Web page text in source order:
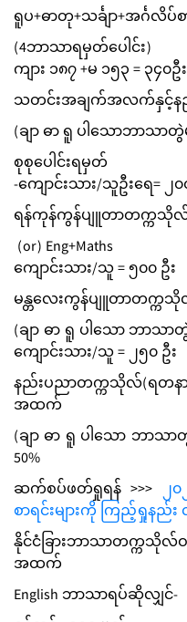
ရူပ+ဓာတု+သင်္ချာ+အင်္ဂလိပ်
(4ဘာသာရမှတ်ပေ
ကျား ၁၈၇ +မ ၁၅၃ = ၃၄၀ဦး
သတင်းအချက်အလက်နှင့်
(ချာ ဓာ ရူ ပါသောဘာသာတွဲ
စုစုပေါင်းရမှ
-ကျောင်းသား/သူဦးရေ= ၂၀
ရန်ကုန်ကွန်ပျူတာတက္
(or) Eng+Maths -
ကျောင်းသား/သူ = ၅၀၀ ဦး
မန္တလေးကွန်ပျူတာ
(ချာ ဓာ ရူ ပါသော ဘာသာ
ကျောင်းသား/သူ = ၂၅၀ ဦး
နည်းပညာတက္ကသိုလ်(ရတန
အထက်
(ချာ ဓာ ရူ ပါသော ဘာသာတွဲ
50%
ဆက်စပ်ဖတ်ရှုရန် >>> ၂
စာရင်းများကို ကြည့်ရှုနည်
နိုင်ငံခြားဘာသာတ
အထက်
English ဘာသာရပ်ဆိုလျှင်-